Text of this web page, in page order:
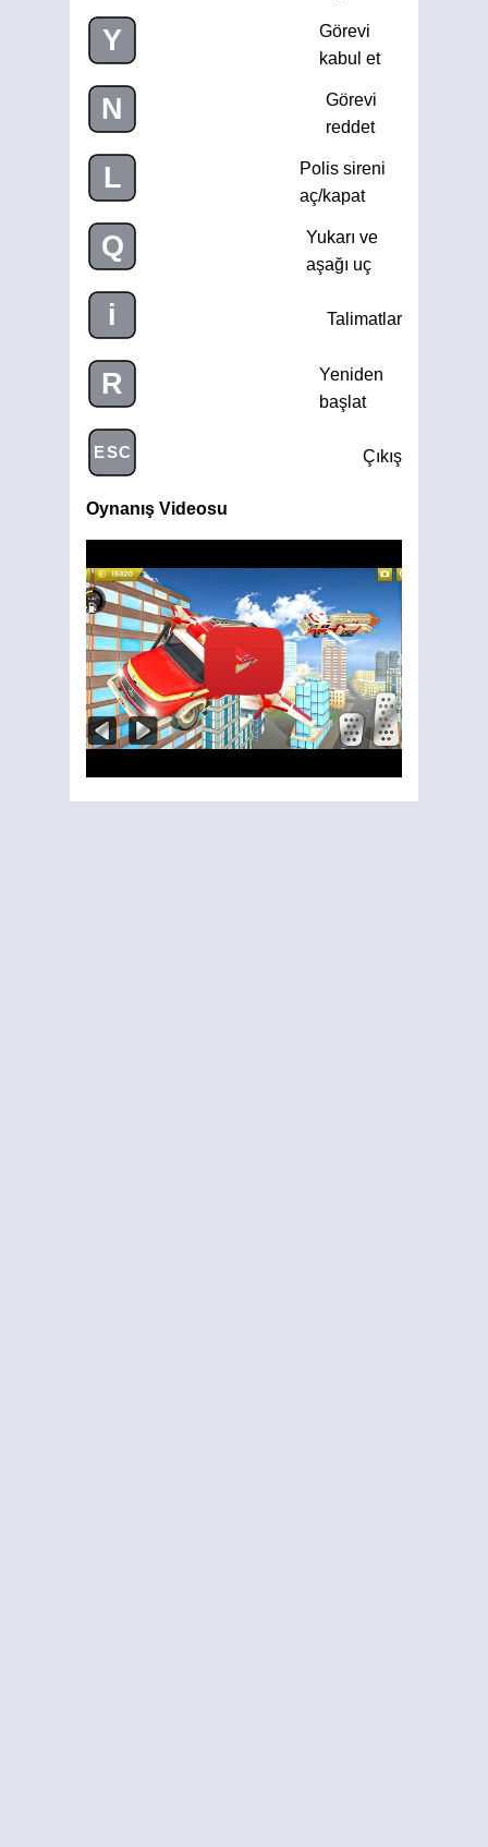
Y
Görevi
kabul et
N
Görevi
reddet
L
Polis sireni
aç/kapat
Q
Yukarı ve
aşağı uç
i Talimatlar
R
Yeniden
başlat
ESC Çıkış
Oynanış Videosu